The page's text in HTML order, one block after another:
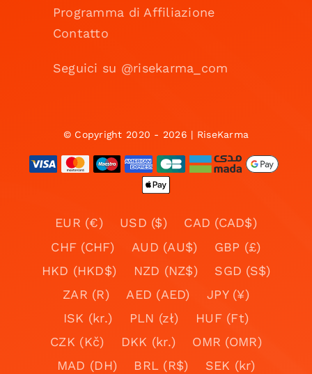
Programma di Affiliazione
Contatto
Seguici su @risekarma_com
© Copyright 2020 - 2026 | RiseKarma
EUR (€) USD ($)
CAD (CAD$)
CHF (CHF)
AUD (AU$)
GBP (£)
HKD (HKD$)
NZD (NZ$)
SGD (S$)
ZAR (R)
AED (AED)
JPY (¥)
ISK (kr.)
PLN (zł)
HUF (Ft)
CZK (Kč)
DKK (kr.)
OMR (OMR)
MAD (DH)
BRL (R$)
SEK (kr)